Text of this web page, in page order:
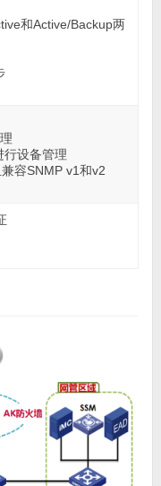
和Active/Backup两
行设备管理
容SNMP v1和v2